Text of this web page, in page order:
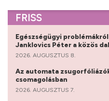
FRISS
Egészségügyi
Janklovics Péter a közös
2026. AUGUSZTUS 8.
Az automata
csomagolásban
2026. AUGUSZTUS 7.